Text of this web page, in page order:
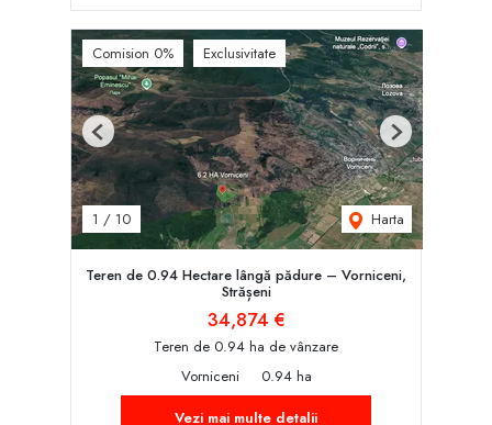
Comision 0% Exclusivitate
1 / 10 Harta
Previous Next
Teren de 0.94 Hectare lângă pădure – Vorniceni,
Strășeni
34,874 €
Teren de 0.94 ha de vânzare
Vorniceni
0.94 ha
Vezi mai multe detalii